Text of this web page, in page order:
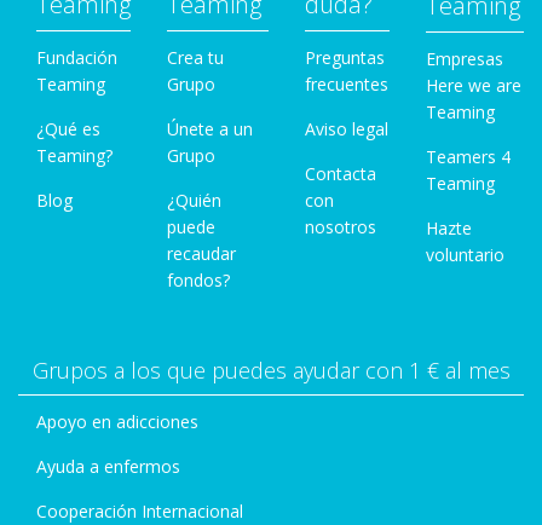
Fundación
Teaming
¿Qué es
Teaming?
Blog
Crea tu
Grupo
Únete a un
Grupo
¿Quién
puede
recaudar
fondos?
Preguntas
frecuentes
Aviso legal
Contacta
con
nosotros
Empresas
Here we are
Teaming
Teamers 4
Teaming
Hazte
voluntario
Grupos a los que puedes ayudar con 1 € al mes
Apoyo en adicciones
Ayuda a enfermos
Cooperación Internacional